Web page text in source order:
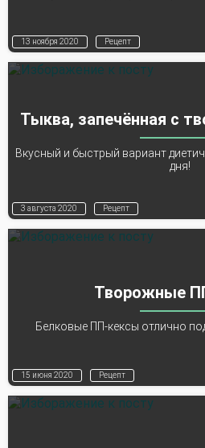
13 ноября 2020 Рецепт
Тыква, запечённая с
Вкусный и быстрый вариант
дня!
3 августа 2020 Рецепт
Творожные
Белковые ПП-кексы отлично
15 июня 2020 Рецепт